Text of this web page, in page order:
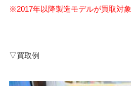
※2017年以降製造モデルが買取対
▽買取例